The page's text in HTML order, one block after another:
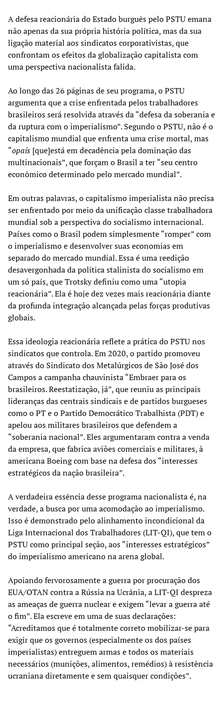
A defesa reacionária do Estado burguês pelo PSTU emana
não apenas da sua própria história política, mas da sua
ligação material aos sindicatos corporativistas, que
confrontam os efeitos da globalização capitalista com
uma perspectiva nacionalista falida.
Ao longo das 26 páginas de seu programa, o PSTU
argumenta que a crise enfrentada pelos trabalhadores
brasileiros será resolvida através da “defesa da soberania e
da ruptura com o imperialismo”. Segundo o PSTU, não é o
capitalismo mundial que enfrenta uma crise mortal, mas
“opaís [que]está em decadência pela dominação das
multinacionais”, que forçam o Brasil a ter “seu centro
econômico determinado pelo mercado mundial”.
Em outras palavras, o capitalismo imperialista não precisa
ser enfrentado por meio da unificação classe trabalhadora
mundial sob a perspectiva do socialismo internacional.
Países como o Brasil podem simplesmente “romper” com
o imperialismo e desenvolver suas economias em
separado do mercado mundial. Essa é uma reedição
desavergonhada da política stalinista do socialismo em
um só país, que Trotsky definiu como uma “utopia
reacionária”. Ela é hoje dez vezes mais reacionária diante
da profunda integração alcançada pelas forças produtivas
globais.
Essa ideologia reacionária reflete a prática do PSTU nos
sindicatos que controla. Em 2020, o partido promoveu
através do Sindicato dos Metalúrgicos de São José dos
Campos a campanha chauvinista “Embraer para os
brasileiros. Reestatização, já”, que reuniu as principais
lideranças das centrais sindicais e de partidos burgueses
como o PT e o Partido Democrático Trabalhista (PDT) e
apelou aos militares brasileiros que defendem a
“soberania nacional”. Eles argumentaram contra a venda
da empresa, que fabrica aviões comerciais e militares, à
americana Boeing com base na defesa dos “interesses
estratégicos da nação brasileira”.
A verdadeira essência desse programa nacionalista é, na
verdade, a busca por uma acomodação ao imperialismo.
Isso é demonstrado pelo alinhamento incondicional da
Liga Internacional dos Trabalhadores (LIT-QI), que tem o
PSTU como principal seção, aos “interesses estratégicos”
do imperialismo americano na arena global.
Apoiando fervorosamente a guerra por procuração dos
EUA/OTAN contra a Rússia na Ucrânia, a LIT-QI despreza
as ameaças de guerra nuclear e exigem “levar a guerra até
o fim”. Ela escreve em uma de suas declarações:
“Acreditamos que é totalmente correto mobilizar-se para
exigir que os governos (especialmente os dos países
imperialistas) entreguem armas e todos os materiais
necessários (munições, alimentos, remédios) à resistência
ucraniana diretamente e sem quaisquer condições”.